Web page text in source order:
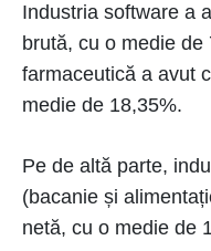
Industria software a
brută, cu o medie
farmaceutică a avut
medie de 18,35%.
Pe de altă parte,
(bacanie și
netă, cu o medie de